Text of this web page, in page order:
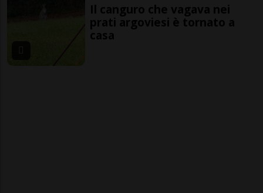
Il canguro che vagava nei
prati argoviesi è tornato a
casa